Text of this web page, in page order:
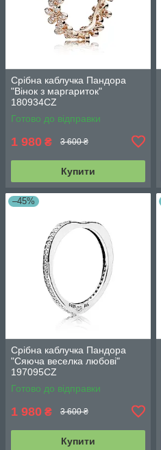
Срібна каблучка Пандора
"Вінок з маргариток"
180934CZ
Готово до відправки
1 980 ₴ 3 600 ₴
Купити
–45%
Срібна каблучка Пандора
"Сяюча веселка любові"
197095CZ
Готово до відправки
1 980 ₴ 3 600 ₴
Купити